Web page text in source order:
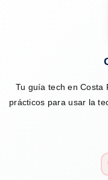
Tu guía tech en Costa
prácticos para usar la